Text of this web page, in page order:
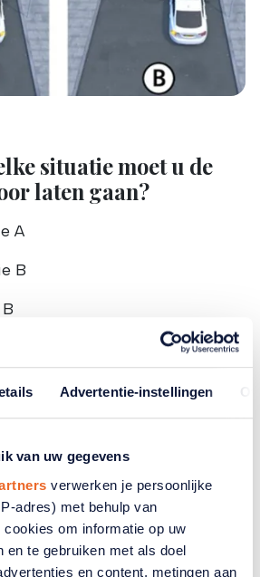
Advertentie-instellingen
van uw gegevens
verwerken je persoonlijke
adres) met behulp van
om informatie op uw
en te gebruiken met als doel
en content, metingen aan
situatie moet u de
laten gaan?
A
B
artikelen